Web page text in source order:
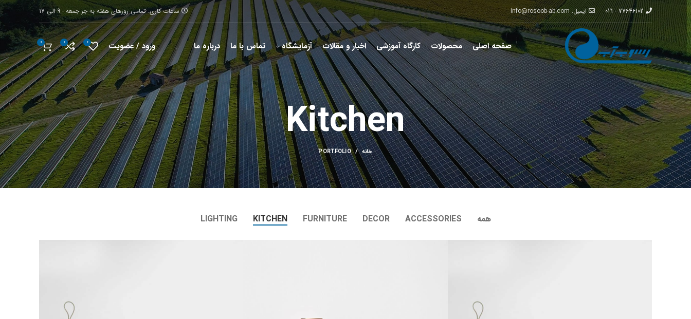
77646102 - 021 ایمیل: info@rosoob-ab.com ساعات کاری: تمامی روزهای هفته به جز جمعه - 9 الی 17
صفحه اصلی محصولات کارگاه آموزشی اخبار و مقالات آزمایشگاه تماس با ما درباره ما ورود / عضویت 0
0
0
Kitchen
خانه PORTFOLIO
همه ACCESSORIES
DECOR
FURNITURE
KITCHEN
LIGHTING